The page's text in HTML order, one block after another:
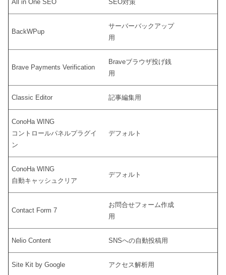
All in One SEO SEO対策
BackWPup
サーバーバックアップ
用
Brave Payments Verification
Braveブラウザ投げ銭
用
Classic Editor 記事編集用
ConoHa WING
コントロールパネルプラグイ
ン
デフォルト
ConoHa WING
自動キャッシュクリア
デフォルト
Contact Form 7
お問合せフォーム作成
用
Nelio Content SNSへの自動投稿用
Site Kit by Google アクセス解析用